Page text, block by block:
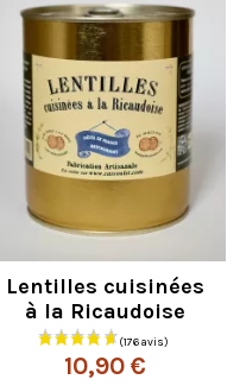
Lentilles cuisinées
à la Ricaudoise
10,90 €